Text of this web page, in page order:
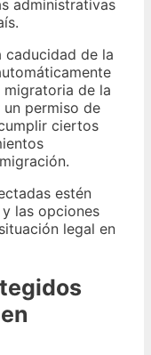
administrativas
caducidad de la
de la
permiso de
ciertos
estén
las opciones
legal en